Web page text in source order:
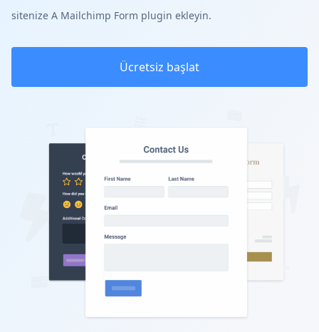
sitenize A Mailchimp Form plugin ekleyin.
Ücretsiz başlat